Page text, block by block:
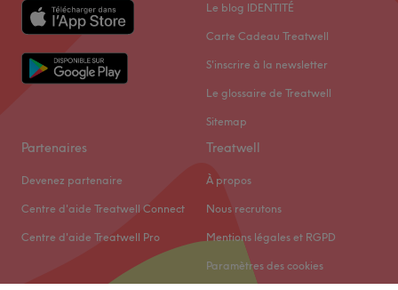
Le blog IDENTITÉ
Carte Cadeau Treatwell
S'inscrire à la newsletter
Le glossaire de Treatwell
Sitemap
Partenaires
Devenez partenaire
Centre d'aide Treatwell Connect
Centre d'aide Treatwell Pro
Treatwell
À propos
Nous recrutons
Mentions légales et RGPD
Paramètres des cookies